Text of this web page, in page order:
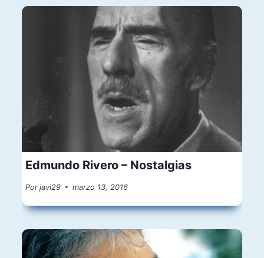
Edmundo Rivero – Nostalgias
Por javi29 marzo 13, 2016